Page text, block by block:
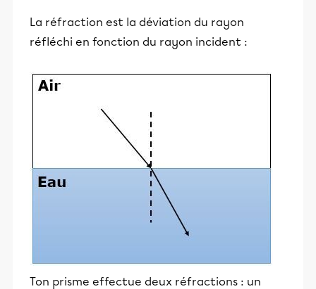
éducative.
La réfraction est la déviation du rayon
réfléchi en fonction du rayon incident :
Ton prisme effectue deux réfractions : un